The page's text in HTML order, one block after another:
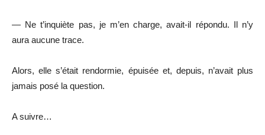
— Ne t’inquiète pas, je m’en charge, avait-il répondu. Il n’y
aura aucune trace.
Alors, elle s’était rendormie, épuisée et, depuis, n’avait plus
jamais posé la question.
A suivre…